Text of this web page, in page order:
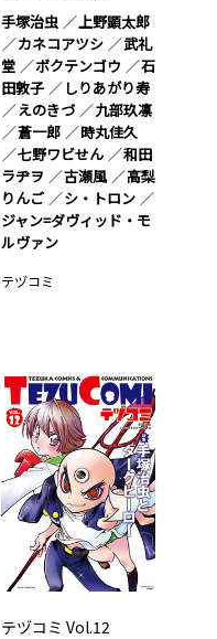
手塚治虫
上野顕太郎
カネコアツシ
武礼
堂
ボクテンゴウ
石
田敦子
しりあがり寿
えのきづ
九部玖凛
蒼一郎
時丸佳久
七野ワビせん
和田
ラヂヲ
古瀬風
高梨
りんご
シ・トロン
ジャン=ダヴィッド・モ
ルヴァン
テヅコミ
テヅコミ Vol.12